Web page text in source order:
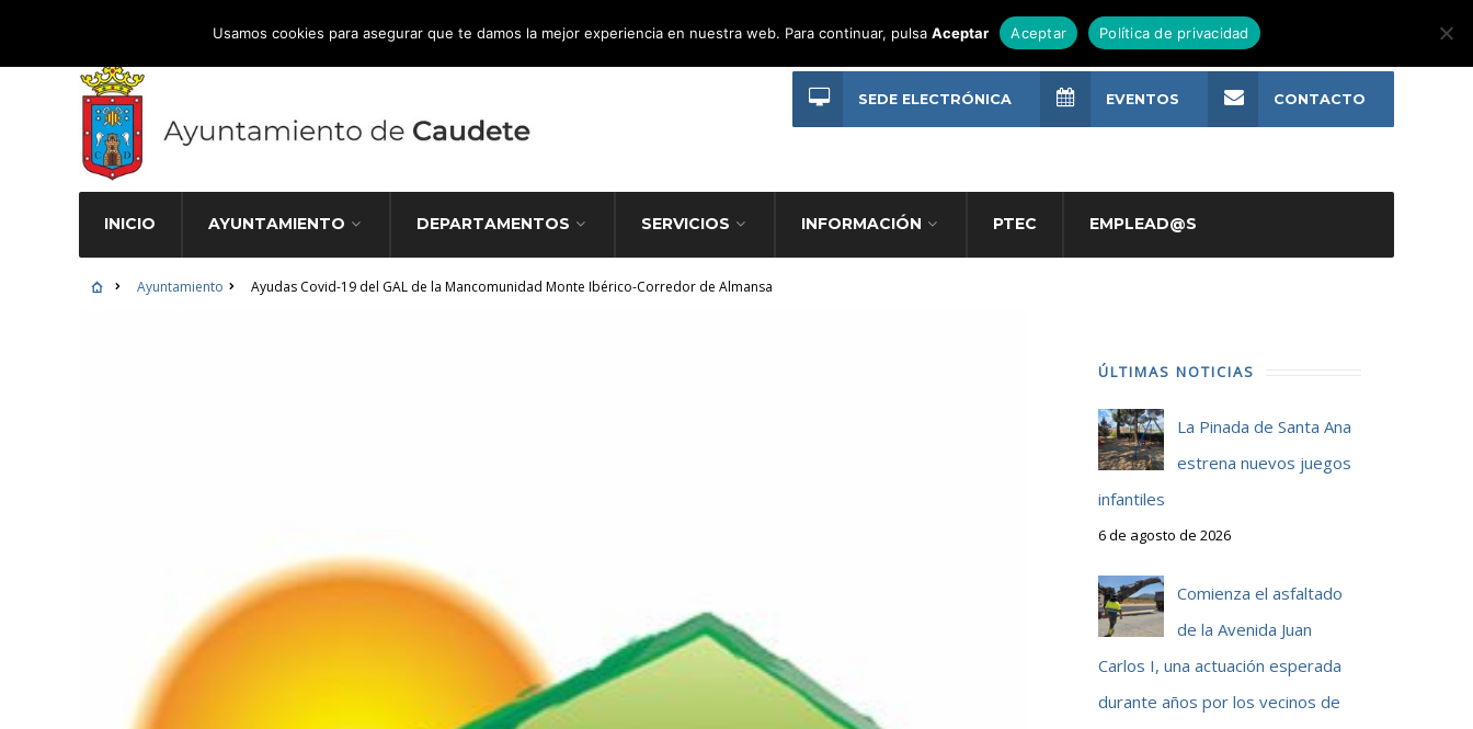
Atención Ciudadana 965 827 000
INICIO AYUNTAMIENTO DEPARTAMENTOS SERVICIOS INFORMACIÓN PTEC EMPLEAD@S
SEDE ELECTRÓNICA EVENTOS CONTACTO
Ayuntamiento Ayudas Covid-19 del GAL de la Mancomunidad Monte Ibérico-Corredor de Almansa
ÚLTIMAS NOTICIAS
La Pinada de Santa Ana
estrena nuevos juegos
infantiles
6 de agosto de 2026
Comienza el asfaltado
de la Avenida Juan
Carlos I, una actuación esperada
durante años por los vecinos de
Usamos cookies para asegurar que te damos la mejor experiencia en nuestra web. Para continuar, pulsaAceptar Aceptar Política de privacidad